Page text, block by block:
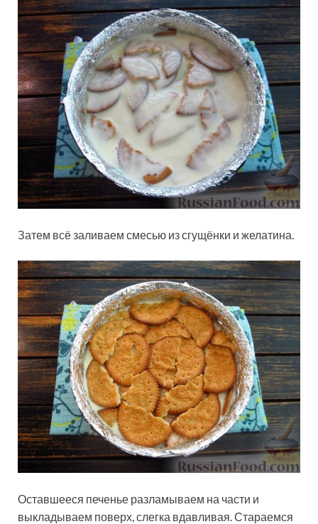
Затем всё заливаем смесью из сгущёнки и желатина.
Оставшееся печенье разламываем на части и
выкладываем поверх, слегка вдавливая. Стараемся